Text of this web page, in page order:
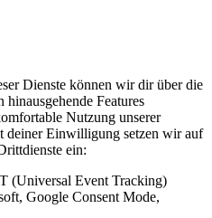
Dienste können wir dir über die
Features
Nutzung unserer
deiner Einwilligung setzen wir auf
ein:
(Universal Event Tracking)
Google Consent Mode,